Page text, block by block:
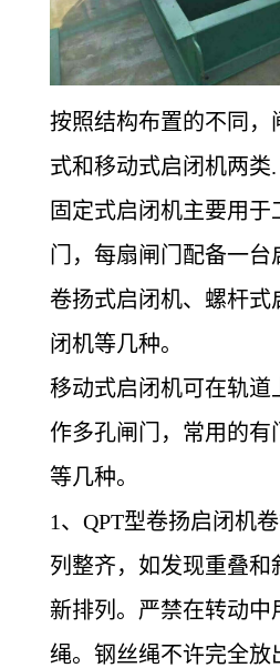
按照结构布置的不同，
式和移动式启闭机两类.
固定式启闭机主要用于
门，每扇闸门配备一台
卷扬式启闭机、螺杆式
闭机等几种。
移动式启闭机可在轨道
作多孔闸门，常用的有
等几种。
1、QPT型卷扬启闭机
列整齐，如发现重叠和
新排列。严禁在转动中
绳。钢丝绳不许完全放